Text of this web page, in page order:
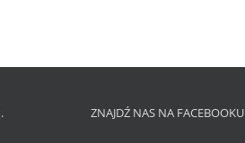
ZNAJDŹ NAS NA FACEBOOKU